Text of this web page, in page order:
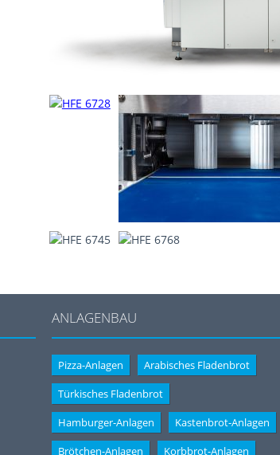
ANLAGENBAU
Pizza-Anlagen
Arabisches Fladenbrot
Türkisches Fladenbrot
Hamburger-Anlagen
Kastenbrot-Anlagen
Brötchen-Anlagen
Korbbrot-Anlagen